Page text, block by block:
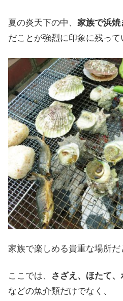
夏の炎天下の中 、 家族で浜焼
だことが強烈に印象に残って
家族で楽しめる貴重な場所だ
ここでは、 さざえ 、 ほたて、
などの魚介類だけでなく 、